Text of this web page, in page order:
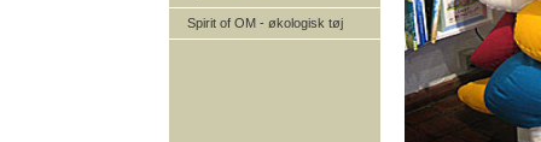
Spirit of OM - økologisk tøj